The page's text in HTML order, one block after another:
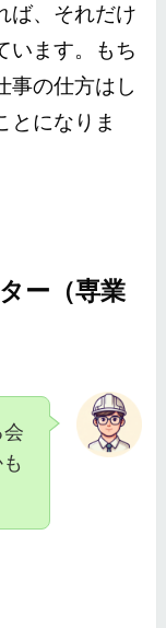
ば、それだけ
ます。
もち
事の仕方はし
とになりま
ー（専業